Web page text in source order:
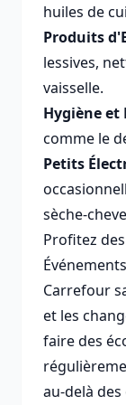
huiles de
Produits
lessives,
vaisselle.
Hygiène et
comme le
Petits
sèche-
Profitez
Carrefour
et les
faire des
au-delà